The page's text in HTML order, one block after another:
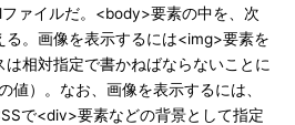
ァイルだ。<body>要素の中を、次
る。画像を表示するには<img>要素を
相対指定で書かねばならないことに
値）。なお、画像を表示するには、
で<div>要素などの背景として指定